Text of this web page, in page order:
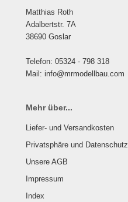
Matthias Roth
Adalbertstr. 7A
38690 Goslar
Telefon: 05324 - 798 318
Mail: info@mrmodellbau.com
Mehr über...
Liefer- und Versandkosten
Privatsphäre und Datenschutz
Unsere AGB
Impressum
Index